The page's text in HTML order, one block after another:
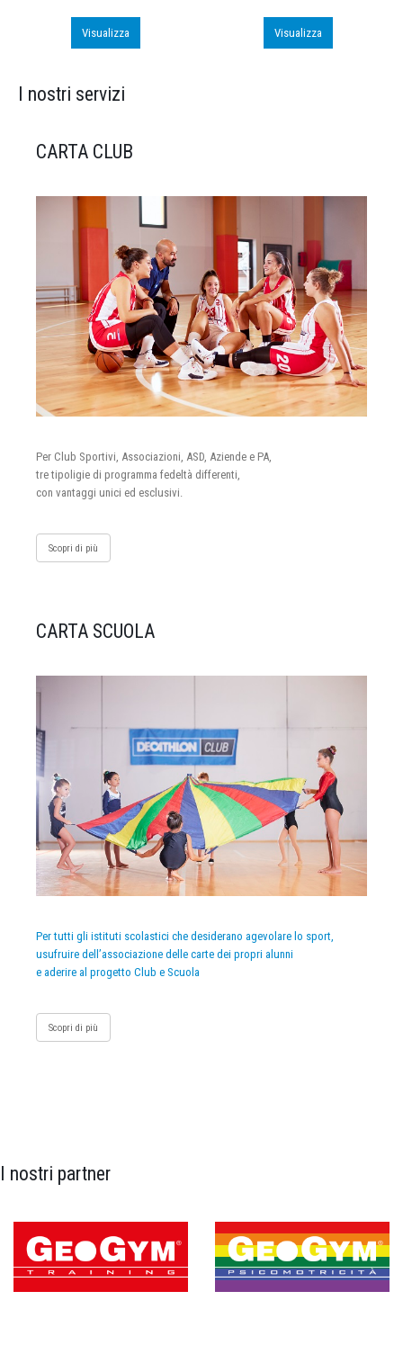
Visualizza Visualizza
I nostri servizi
CARTA CLUB
Per Club Sportivi, Associazioni, ASD, Aziende e PA,
tre tipoligie di programma fedeltà differenti,
con vantaggi unici ed esclusivi.
Scopri di più
CARTA SCUOLA
Per tutti gli istituti scolastici che desiderano agevolare lo sport,
usufruire dell’associazione delle carte dei propri alunni
e aderire al progetto Club e Scuola
Scopri di più
I nostri partner